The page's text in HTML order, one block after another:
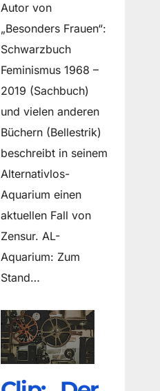
Autor von
„Besonders Frauen“:
Schwarzbuch
Feminismus 1968 –
2019 (Sachbuch)
und vielen anderen
Büchern (Bellestrik)
beschreibt in seinem
Alternativlos-
Aquarium einen
aktuellen Fall von
Zensur. AL-
Aquarium: Zum
Stand…